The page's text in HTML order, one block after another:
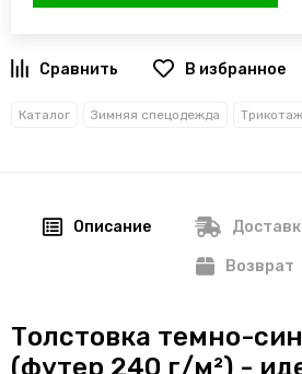
В избранное
Каталог Зимняя спецодежда Трикотаж
Описание
Возврат
Толстовка темно-
(футер 240 г/м²) -